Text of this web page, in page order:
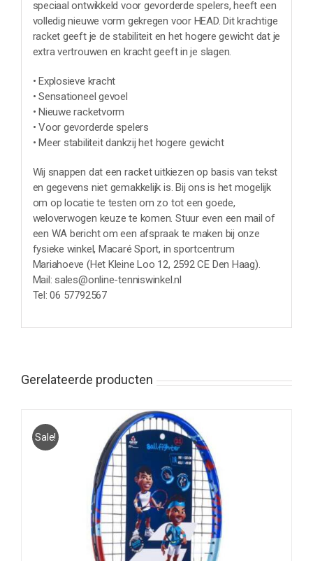
speciaal ontwikkeld voor gevorderde spelers, heeft een
volledig nieuwe vorm gekregen voor HEAD. Dit krachtige
racket geeft je de stabiliteit en het hogere gewicht dat je
extra vertrouwen en kracht geeft in je slagen.
• Explosieve kracht
• Sensationeel gevoel
• Nieuwe racketvorm
• Voor gevorderde spelers
• Meer stabiliteit dankzij het hogere gewicht
Wij snappen dat een racket uitkiezen op basis van tekst
en gegevens niet gemakkelijk is. Bij ons is het mogelijk
om op locatie te testen om zo tot een goede,
weloverwogen keuze te komen. Stuur even een mail of
een WA bericht om een afspraak te maken bij onze
fysieke winkel, Macaré Sport, in sportcentrum
Mariahoeve (Het Kleine Loo 12, 2592 CE Den Haag).
Mail: sales@online-tenniswinkel.nl
Tel: 06 57792567
Gerelateerde producten
Sale!